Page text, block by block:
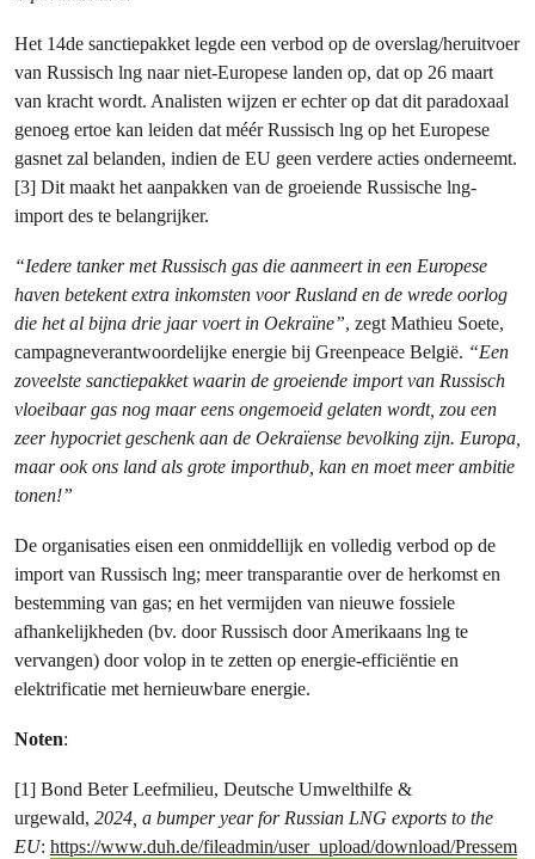
Het 14de sanctiepakket legde een verbod op de overslag/heruitvoer
van Russisch lng naar niet-Europese landen op, dat op 26 maart
van kracht wordt. Analisten wijzen er echter op dat dit paradoxaal
genoeg ertoe kan leiden dat méér Russisch lng op het Europese
gasnet zal belanden, indien de EU geen verdere acties onderneemt.
[3] Dit maakt het aanpakken van de groeiende Russische lng-
import des te belangrijker.
“Iedere tanker met Russisch gas die aanmeert in een Europese
haven betekent extra inkomsten voor Rusland en de wrede oorlog
die het al bijna drie jaar voert in Oekraïne”, zegt Mathieu Soete,
campagneverantwoordelijke energie bij Greenpeace België. “Een
zoveelste sanctiepakket waarin de groeiende import van Russisch
vloeibaar gas nog maar eens ongemoeid gelaten wordt, zou een
zeer hypocriet geschenk aan de Oekraïense bevolking zijn. Europa,
maar ook ons land als grote importhub, kan en moet meer ambitie
tonen!”
De organisaties eisen een onmiddellijk en volledig verbod op de
import van Russisch lng; meer transparantie over de herkomst en
bestemming van gas; en het vermijden van nieuwe fossiele
afhankelijkheden (bv. door Russisch door Amerikaans lng te
vervangen) door volop in te zetten op energie-efficiëntie en
elektrificatie met hernieuwbare energie.
Noten:
[1] Bond Beter Leefmilieu, Deutsche Umwelthilfe &
urgewald, 2024, a bumper year for Russian LNG exports to the
EU: https://www.duh.de/fileadmin/user_upload/download/Pressem